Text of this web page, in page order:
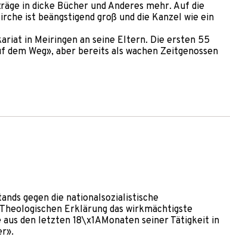
in dicke Bücher und Anderes mehr. Auf die
ist beängstigend groß und die Kanzel wie ein
in Meiringen an seine Eltern. Die ersten 55
dem Weg», aber bereits als wachen Zeitgenossen
gegen die nationalsozialistische
Erklärung das wirkmächtigste
den letzten 18\x1AMonaten seiner Tätigkeit in